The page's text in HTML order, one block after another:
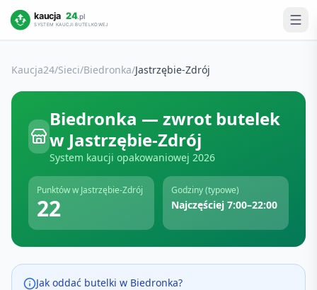
Kaucja24/Sieci/Biedronka/Jastrzębie-Zdrój
Biedronka — zwrot butelek
w Jastrzębie-Zdrój
System kaucji opakowaniowej 2026
Punktów w Jastrzębie-Zdrój
22
Godziny (typowe)
Najczęściej 7:00–22:00
Jak oddać butelki w Biedronka?